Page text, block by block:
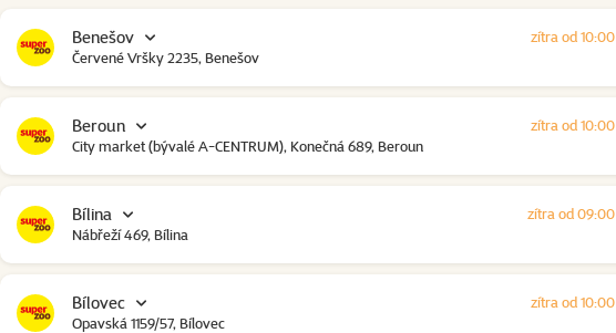
Benešov
Červené Vršky 2235, Benešov
zítra od 10:00
Beroun
City market (bývalé A-CENTRUM), Konečná 689, Beroun
zítra od 10:00
Bílina
Nábřeží 469, Bílina
zítra od 09:00
Bílovec
Opavská 1159/57, Bílovec
zítra od 10:00